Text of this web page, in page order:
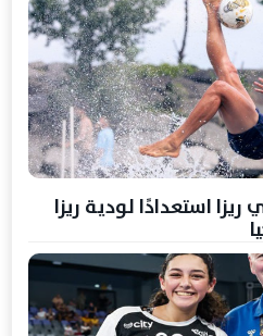
ريزا استعدادًا لودية ريزا